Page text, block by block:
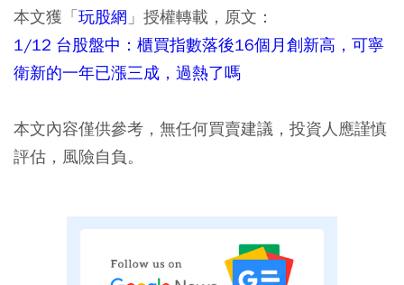
本文獲「玩股網 」授權轉載，原文：
1/12 台股盤中：櫃買指數落後16個月創新高，可寧
衛新的一年已漲三成，過熱了嗎
本文內容僅供參考，無任何買賣建議，投資人應謹慎
評估，風險自負。